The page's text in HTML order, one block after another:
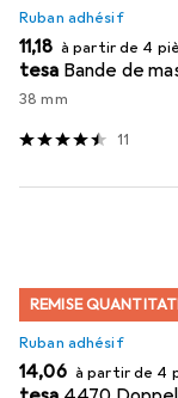
Ruban adhésif
EUR
11,18 à partir de 4
tesa Bande de
38 mm
11
REMISE
Ruban adhésif
EUR
14,06 à partir de 4